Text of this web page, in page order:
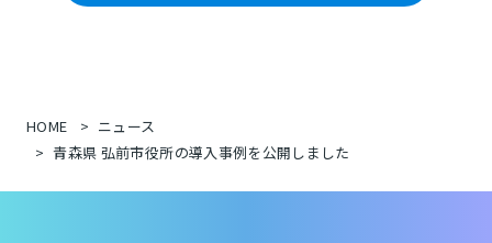
HOME
ニュース
青森県 弘前市役所の導入事例を公開しました